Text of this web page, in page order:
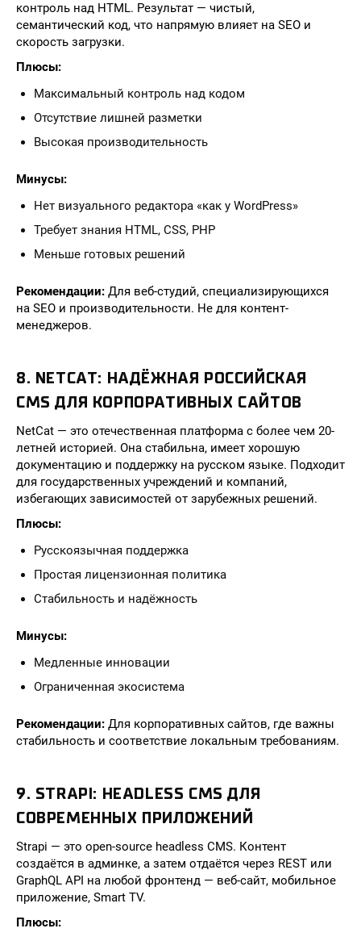
контроль над HTML. Результат — чистый,
семантический код, что напрямую влияет на SEO и
скорость загрузки.
Плюсы:
Максимальный контроль над кодом
Отсутствие лишней разметки
Высокая производительность
Минусы:
Нет визуального редактора «как у WordPress»
Требует знания HTML, CSS, PHP
Меньше готовых решений
Рекомендации: Для веб-студий, специализирующихся
на SEO и производительности. Не для контент-
менеджеров.
8. NETCAT: НАДЁЖНАЯ РОССИЙСКАЯ
CMS ДЛЯ КОРПОРАТИВНЫХ САЙТОВ
NetCat — это отечественная платформа с более чем 20-
летней историей. Она стабильна, имеет хорошую
документацию и поддержку на русском языке. Подходит
для государственных учреждений и компаний,
избегающих зависимостей от зарубежных решений.
Плюсы:
Русскоязычная поддержка
Простая лицензионная политика
Стабильность и надёжность
Минусы:
Медленные инновации
Ограниченная экосистема
Рекомендации: Для корпоративных сайтов, где важны
стабильность и соответствие локальным требованиям.
9. STRAPI: HEADLESS CMS ДЛЯ
СОВРЕМЕННЫХ ПРИЛОЖЕНИЙ
Strapi — это open-source headless CMS. Контент
создаётся в админке, а затем отдаётся через REST или
GraphQL API на любой фронтенд — веб-сайт, мобильное
приложение, Smart TV.
Плюсы: